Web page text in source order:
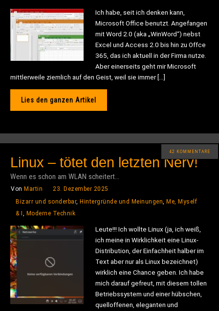
Ich habe, seit ich denken kann,
Microsoft Office benutzt. Angefangen
mit Word 2.0 (aka „WinWord“) nebst
Excel und Access 2.0 bis hin zu Offce
365, das ich aktuell in der Firma nutze.
Aber einerseits geht mir Microsoft
mittlerweile ziemlich auf den Geist, weil sie immer […]
Lies den ganzen Artikel
42 KOMMENTARE
Linux – tötet den letzten Nerv!
Wenn es schon am WLAN scheitert...
Von Martin
23. Dezember 2025
Bizarr und sonderbar, Hintergründe und Meinungen, Me, Myself
& I , Moderne Technik
Leute!!! Ich wollte Linux (ja, ich weiß,
ich meine in Wirklichkeit eine Linux-
Distribution, der Einfachheit halber im
Text aber nur als Linux bezeichnet)
wirklich eine Chance geben. Ich habe
mich darauf gefreut, mit diesem tollen
Betriebssystem und einer hübschen,
quelloffenen, eleganten und